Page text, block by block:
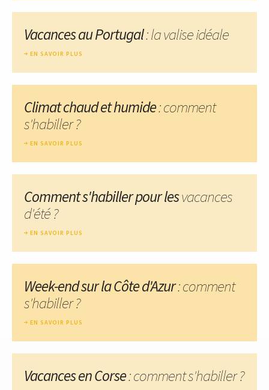
Vacances au Portugal: la valise idéale
EN SAVOIR PLUS
Climat chaud et humide: comment
s'habiller ?
EN SAVOIR PLUS
Comment s'habiller pour lesvacances
d'été ?
EN SAVOIR PLUS
Week-end sur la Côte d'Azur: comment
s'habiller ?
EN SAVOIR PLUS
Vacances en Corse: comment s'habiller ?